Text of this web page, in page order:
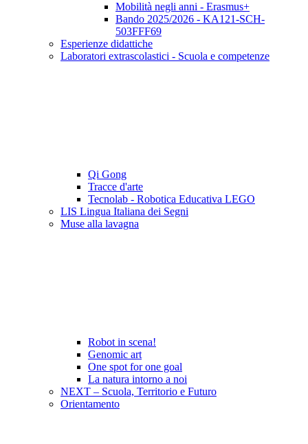
Mobilità negli anni - Erasmus+
Bando 2025/2026 - KA121-SCH-
503FFF69
Esperienze didattiche
Laboratori extrascolastici - Scuola e competenze
Qi Gong
Tracce d'arte
Tecnolab - Robotica Educativa LEGO
LIS Lingua Italiana dei Segni
Muse alla lavagna
Robot in scena!
Genomic art
One spot for one goal
La natura intorno a noi
NEXT – Scuola, Territorio e Futuro
Orientamento